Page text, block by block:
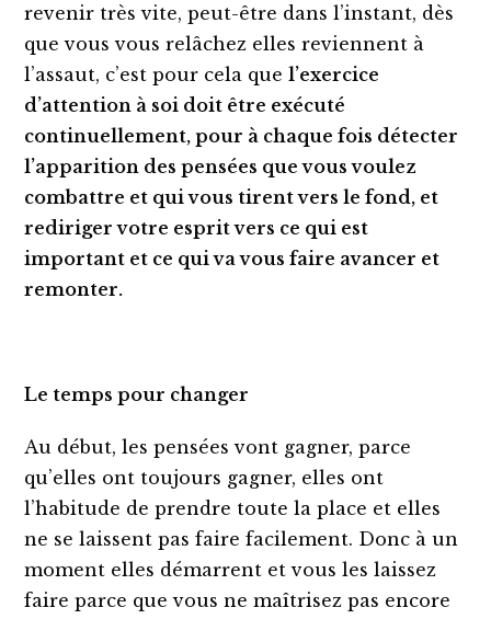
revenir très vite, peut-être dans l’instant, dès
que vous vous relâchez elles reviennent à
l’assaut, c’est pour cela quel’exercice
d’attention à soi doit être exécuté
continuellement, pour à chaque fois détecter
l’apparition des pensées que vous voulez
combattre et qui vous tirent vers le fond, et
rediriger votre esprit vers ce qui est
important et ce qui va vous faire avancer et
remonter.
Le temps pour changer
Au début, les pensées vont gagner, parce
qu’elles ont toujours gagner, elles ont
l’habitude de prendre toute la place et elles
ne se laissent pas faire facilement. Donc à un
moment elles démarrent et vous les laissez
faire parce que vous ne maîtrisez pas encore